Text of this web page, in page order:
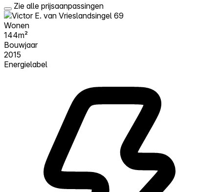
Zie alle prijsaanpassingen
Wonen
144m²
Bouwjaar
2015
Energielabel